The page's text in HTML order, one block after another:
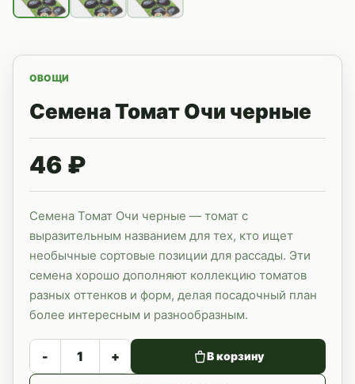
ОВОЩИ
Семена Томат Очи черные
46 ₽
Семена Томат Очи черные — томат с
выразительным названием для тех, кто ищет
необычные сортовые позиции для рассады. Эти
семена хорошо дополняют коллекцию томатов
разных оттенков и форм, делая посадочный план
более интересным и разнообразным.
- + В корзину